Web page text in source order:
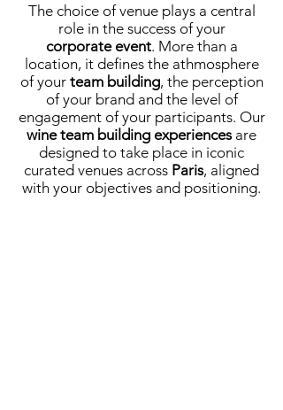
The choice of venue plays a central
role in the success of your
corporate event. More than a
location, it defines the athmosphere
of your team building, the perception
of your brand and the level of
engagement of your participants. Our
wine team building experiencesare
designed to take place in iconic
curated venues across Paris, aligned
with your objectives and positioning.